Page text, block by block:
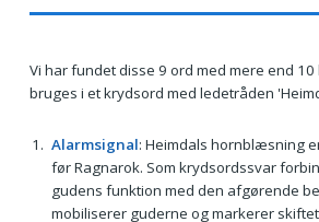
Vi har fundet disse 9 ord med mere end
bruges i et krydsord med ledetråden
Alarmsignal: Heimdals hornblæsning
før Ragnarok. Som krydsordssvar
gudens funktion med den afgørende
mobiliserer guderne og markerer